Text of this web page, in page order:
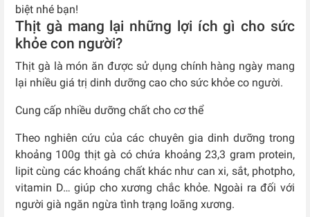
biệt nhé bạn!
Thịt gà mang lại những lợi ích gì cho sức
khỏe con người?
Thịt gà là món ăn được sử dụng chính hàng ngày mang
lại nhiều giá trị dinh dưỡng cao cho sức khỏe co người.
Cung cấp nhiều dưỡng chất cho cơ thể
Theo nghiên cứu của các chuyên gia dinh dưỡng trong
khoảng 100g thịt gà có chứa khoảng 23,3 gram protein,
lipit cùng các khoáng chất khác như can xi, sắt, photpho,
vitamin D… giúp cho xương chắc khỏe. Ngoài ra đối với
người già ngăn ngừa tình trạng loãng xương.